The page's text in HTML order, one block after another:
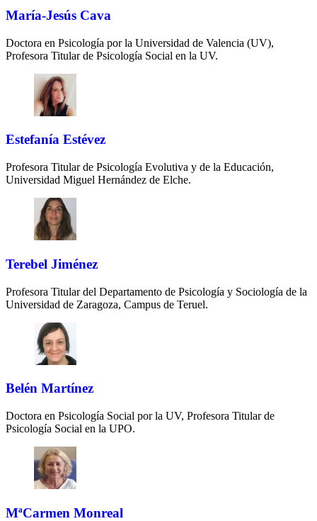
María-Jesús Cava
Doctora en Psicología por la Universidad de Valencia (UV),
Profesora Titular de Psicología Social en la UV.
Estefanía Estévez
Profesora Titular de Psicología Evolutiva y de la Educación,
Universidad Miguel Hernández de Elche.
Terebel Jiménez
Profesora Titular del Departamento de Psicología y Sociología de la
Universidad de Zaragoza, Campus de Teruel.
Belén Martínez
Doctora en Psicología Social por la UV, Profesora Titular de
Psicología Social en la UPO.
MªCarmen Monreal